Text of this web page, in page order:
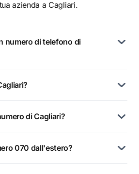
azienda a Cagliari.
numero di telefono di
di Cagliari?
070 dall'estero?